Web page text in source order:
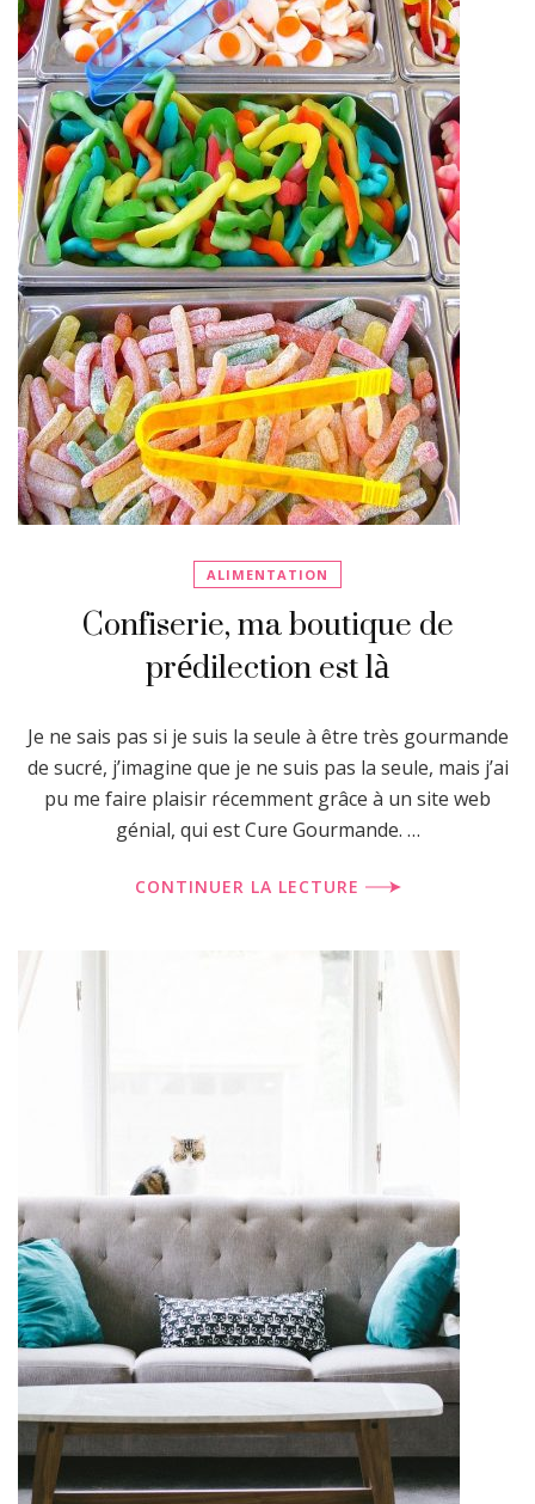
ALIMENTATION
Confiserie, ma boutique de
prédilection est là
Je ne sais pas si je suis la seule à être très gourmande
de sucré, j’imagine que je ne suis pas la seule, mais j’ai
pu me faire plaisir récemment grâce à un site web
génial, qui est Cure Gourmande. …
CONTINUER LA LECTURE